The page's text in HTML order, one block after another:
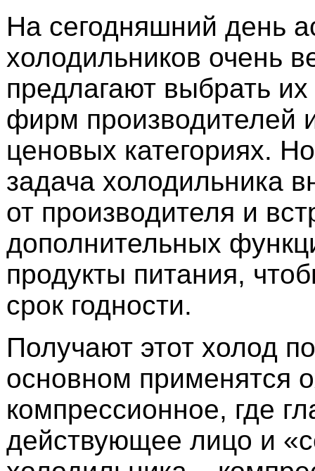
На сегодняшний день
холодильников очень
предлагают выбрать
фирм производителей
ценовых категориях.
задача холодильника
от производителя и
дополнительных
продукты питания,
срок годности.
Получают этот холод
основном применятся
компрессионное, где
действующее лицо и